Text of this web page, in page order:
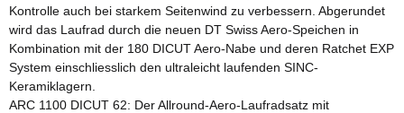
Kontrolle auch bei starkem Seitenwind zu verbessern. Abgerundet
wird das Laufrad durch die neuen DT Swiss Aero-Speichen in
Kombination mit der 180 DICUT Aero-Nabe und deren Ratchet EXP
System einschliesslich den ultraleicht laufenden SINC-
Keramiklagern.
ARC 1100 DICUT 62: Der Allround-Aero-Laufradsatz mit